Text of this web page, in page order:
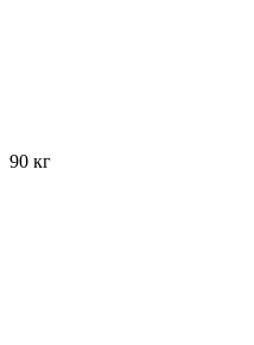
90 кг